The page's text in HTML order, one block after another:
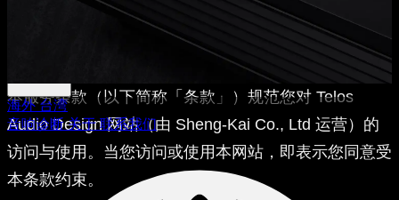
官方产品保固条款
海外台湾
音响诊断关于联系我们
本服务条款（以下简称「条款」）规范您对 Telos
Audio Design 网站（由 Sheng-Kai Co., Ltd 运营）的
访问与使用。当您访问或使用本网站，即表示您同意受
本条款约束。